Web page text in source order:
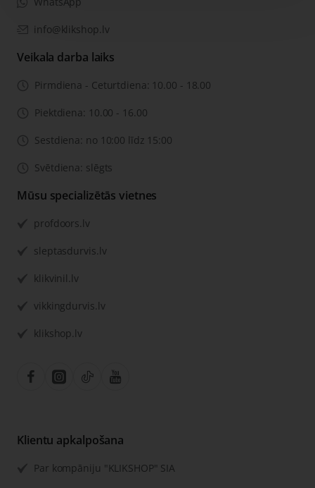
info@klikshop.lv
Veikala darba laiks
Pirmdiena - Ceturtdiena: 10.00 - 18.00
Piektdiena: 10.00 - 16.00
Sestdiena: no 10:00 līdz 15:00
Svētdiena: slēgts
Mūsu specializētās vietnes
profdoors.lv
sleptasdurvis.lv
klikvinil.lv
vikkingdurvis.lv
klikshop.lv
Klientu apkalpošana
Par kompāniju "KLIKSHOP" SIA